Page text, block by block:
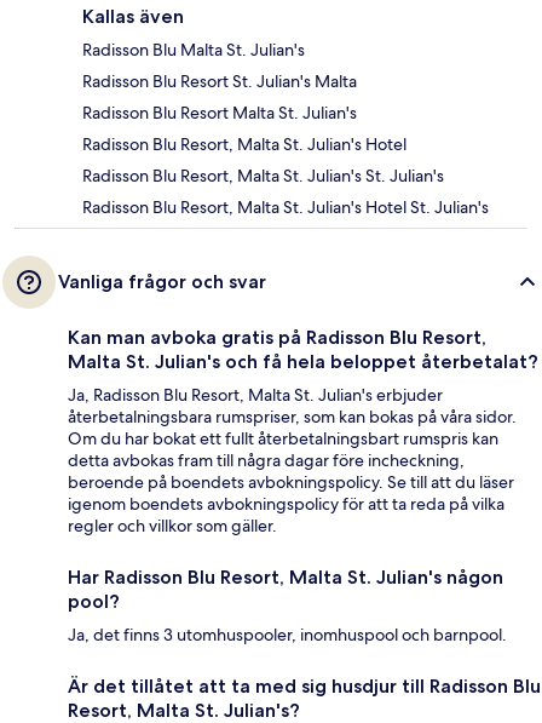
Kallas även
Radisson Blu Malta St. Julian's
Radisson Blu Resort St. Julian's Malta
Radisson Blu Resort Malta St. Julian's
Radisson Blu Resort, Malta St. Julian's Hotel
Radisson Blu Resort, Malta St. Julian's St. Julian's
Radisson Blu Resort, Malta St. Julian's Hotel St. Julian's
Vanliga frågor och svar
Kan man avboka gratis på Radisson Blu Resort,
Malta St. Julian's och få hela beloppet återbetalat?
Ja, Radisson Blu Resort, Malta St. Julian's erbjuder
återbetalningsbara rumspriser, som kan bokas på våra sidor.
Om du har bokat ett fullt återbetalningsbart rumspris kan
detta avbokas fram till några dagar före incheckning,
beroende på boendets avbokningspolicy. Se till att du läser
igenom boendets avbokningspolicy för att ta reda på vilka
regler och villkor som gäller.
Har Radisson Blu Resort, Malta St. Julian's någon
pool?
Ja, det finns 3 utomhuspooler, inomhuspool och barnpool.
Är det tillåtet att ta med sig husdjur till Radisson Blu
Resort, Malta St. Julian's?